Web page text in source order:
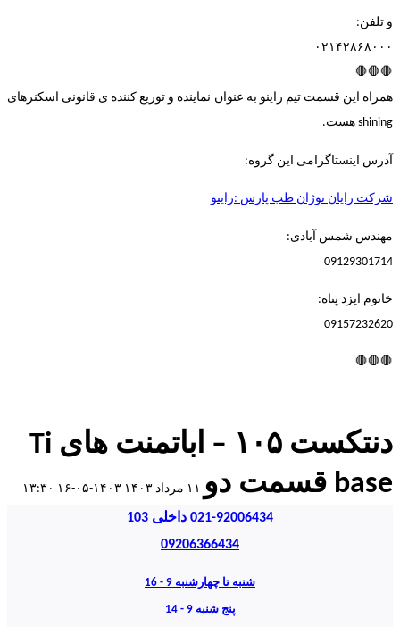
و تلفن:
۰۲۱۴۲۸۶۸۰۰۰
🛑🛑🛑
همراه این قسمت تیم راینو به عنوان نماینده و توزیع کننده ی قانونی اسکنرهای
shining هست.
آدرس اینستاگرامی این گروه:
شرکت رایان نوژان طب پارس :راینو
مهندس شمس آبادی:
09129301714
خانوم ایزد پناه:
09157232620
🛑🛑🛑
دنتکست ۱۰۵ – اباتمنت های Ti
base قسمت دو
۱۱ مرداد ۱۴۰۳ ۱۴۰۳-۰۵-۱۶ ۱۳:۳۰
021-92006434 داخلی 103
09206366434
شنبه تا چهارشنبه 9 - 16
پنج شنبه 9 - 14